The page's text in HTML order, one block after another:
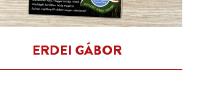
ERDEI GÁBOR